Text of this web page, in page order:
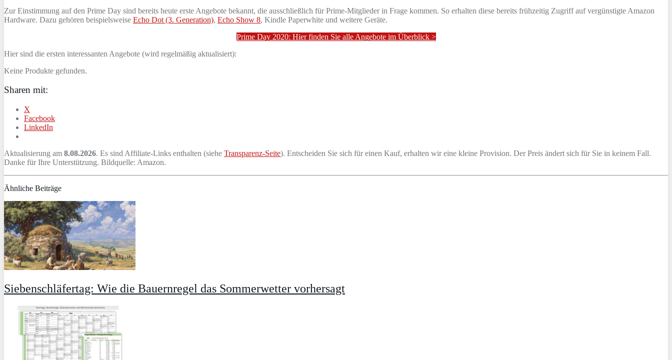
Zur Einstimmung auf den Prime Day sind bereits heute erste Angebote bekannt, die ausschließlich für Prime-Mitglieder in Frage kommen. So erhalten diese bereits frühzeitig Zugriff auf vergünstigte Amazon
Hardware. Dazu gehören beispielsweise Echo Dot (3. Generation), Echo Show 8, Kindle Paperwhite und weitere Geräte.
Prime Day 2020: Hier finden Sie alle Angebote im Überblick >
Hier sind die ersten interessanten Angebote (wird regelmäßig aktualisiert):
Keine Produkte gefunden.
Sharen mit:
X
Facebook
LinkedIn
Aktualisierung am 8.08.2026. Es sind Affiliate-Links enthalten (siehe Transparenz-Seite). Entscheiden Sie sich für einen Kauf, erhalten wir eine kleine Provision. Der Preis ändert sich für Sie in keinem Fall.
Danke für Ihre Unterstützung. Bildquelle: Amazon.
Ähnliche Beiträge
Siebenschläfertag: Wie die Bauernregel das Sommerwetter vorhersagt